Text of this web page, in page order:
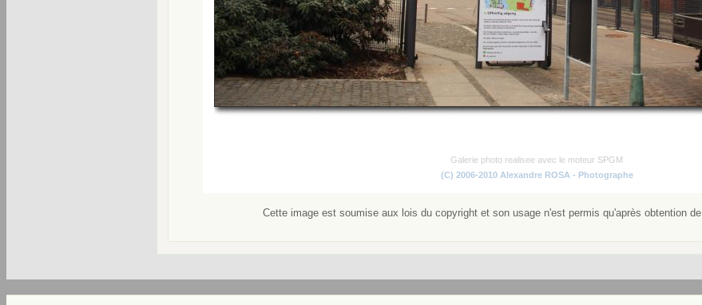
Galerie photo realisee avec le moteur SPGM
(C) 2006-2010 Alexandre ROSA - Photographe
Cette image est soumise aux lois du copyright et son usage n'est permis qu'après obtention de